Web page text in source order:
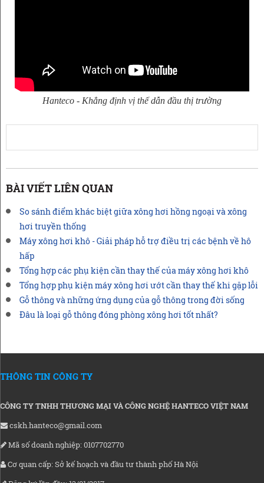
Hanteco - Khẳng định vị thế dẫn đầu thị trường
BÀI VIẾT LIÊN QUAN
So sánh điểm khác biệt giữa xông hơi hồng ngoại và xông
hơi truyền thống
Máy xông hơi khô - Giải pháp hỗ trợ điều trị các bệnh về hô
hấp
Tổng hợp các phụ kiện cần thay thế của máy xông hơi khô
Tổng hợp phụ kiện máy xông hơi ướt cần thay thế khi gặp lỗi
Gỗ thông và những ứng dụng của gỗ thông trong đời sống
Đâu là loại gỗ thông đóng phòng xông hơi tốt nhất?
THÔNG TIN CÔNG TY
CÔNG TY TNHH THƯƠNG MẠI VÀ CÔNG NGHỆ HANTECO VIỆT NAM
cskh.hanteco@gmail.com
Mã số doanh nghiệp: 0107702770
Cơ quan cấp: Sở kế hoạch và đầu tư thành phố Hà Nội